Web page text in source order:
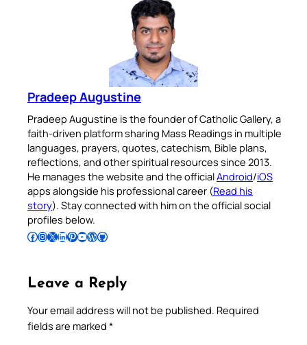
Pradeep Augustine
Pradeep Augustine is the founder of Catholic Gallery, a
faith-driven platform sharing Mass Readings in multiple
languages, prayers, quotes, catechism, Bible plans,
reflections, and other spiritual resources since 2013.
He manages the website and the officialAndroid/iOS
apps alongside his professional career (Read his
story). Stay connected with him on the official social
profiles below.
Follow Pradeep on Facebook Follow Pradeep on InstagramFollow Pradeep on X Follow Pradeep on LinkedIn Follow Pradeep on Pinterest Subscribe to Pradeep’s Youtube Channel Follow Pradeep on WordPress Follow Pradeep on GitHub
Leave a Reply
Your email address will not be published. Required
fields are marked *